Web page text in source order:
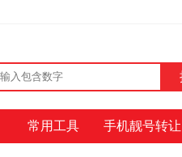
常用工具 手机靓号转让